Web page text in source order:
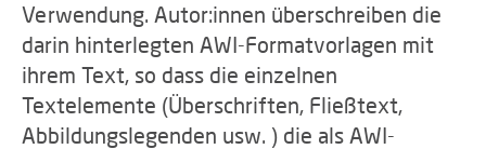
Verwendung. Autor:innen überschreiben die
darin hinterlegten AWI-Formatvorlagen mit
ihrem Text, so dass die einzelnen
Textelemente (Überschriften, Fließtext,
Abbildungslegenden usw. ) die als AWI-